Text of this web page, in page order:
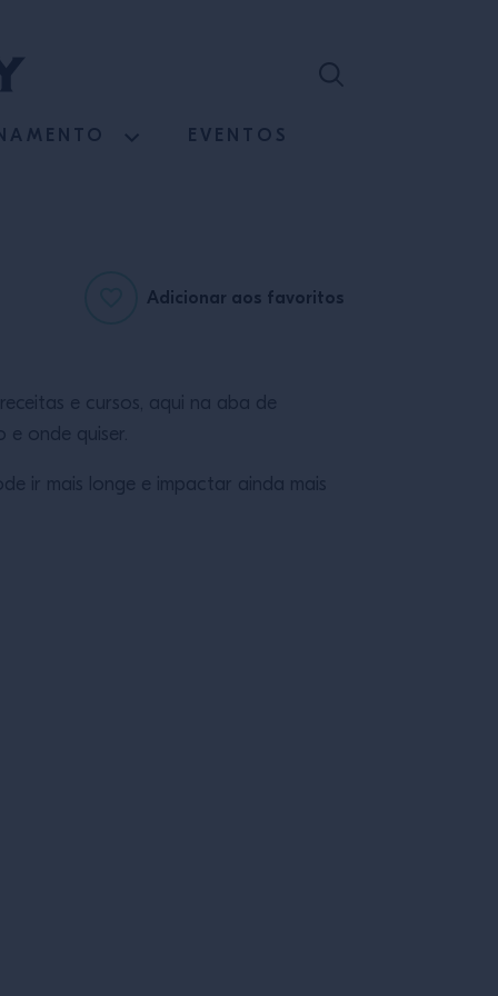
EVENTOS
Adicionar aos favoritos
e cursos, aqui na aba de
e onde quiser.
ir mais longe e impactar ainda mais